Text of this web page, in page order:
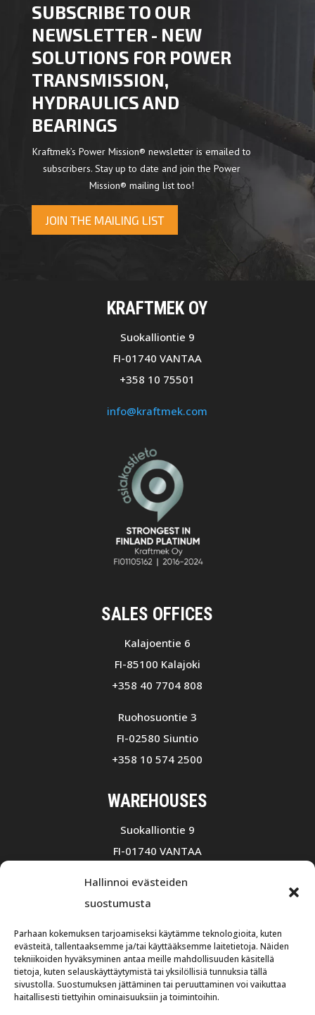
Hallinnoi evästeiden
suostumusta
Parhaan kokemuksen tarjoamiseksi käytämme teknologioita, kuten
evästeitä, tallentaaksemme ja/tai käyttääksemme laitetietoja. Näiden
tekniikoiden hyväksyminen antaa meille mahdollisuuden käsitellä
tietoja, kuten selauskäyttäytymistä tai yksilöllisiä tunnuksia tällä
sivustolla. Suostumuksen jättäminen tai peruuttaminen voi vaikuttaa
haitallisesti tiettyihin ominaisuuksiin ja toimintoihin.
SUBSCRIBE TO OUR
NEWSLETTER - NEW
SOLUTIONS FOR POWER
TRANSMISSION,
HYDRAULICS AND
BEARINGS
Kraftmek’s Power Mission® newsletter is emailed to
subscribers. Stay up to date and join the Power
Mission® mailing list too!
JOIN THE MAILING LIST
KRAFTMEK OY
Suokalliontie 9
FI-01740 VANTAA
+358 10 75501
info@kraftmek.com
SALES OFFICES
Kalajoentie 6
FI-85100 Kalajoki
+358 40 7704 808
Ruohosuontie 3
FI-02580 Siuntio
+358 10 574 2500
WAREHOUSES
Suokalliontie 9
FI-01740 VANTAA
FI-02580 Siuntio
+358 10 574 2500
Opening hours 8:00 a.m – 4:00 p.m